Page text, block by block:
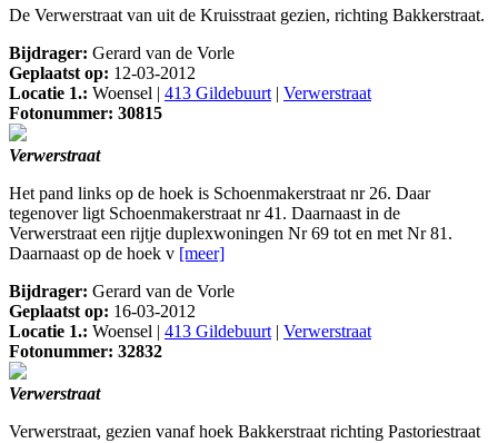
De Verwerstraat van uit de Kruisstraat gezien, richting Bakkerstraat.
Bijdrager: Gerard van de Vorle
Geplaatst op: 12-03-2012
Locatie 1.: Woensel | 413 Gildebuurt| Verwerstraat
Fotonummer: 30815
Verwerstraat
Het pand links op de hoek is Schoenmakerstraat nr 26. Daar
tegenover ligt Schoenmakerstraat nr 41. Daarnaast in de
Verwerstraat een rijtje duplexwoningen Nr 69 tot en met Nr 81.
Daarnaast op de hoek v [meer]
Bijdrager: Gerard van de Vorle
Geplaatst op: 16-03-2012
Locatie 1.: Woensel | 413 Gildebuurt| Verwerstraat
Fotonummer: 32832
Verwerstraat
Verwerstraat, gezien vanaf hoek Bakkerstraat richting Pastoriestraat